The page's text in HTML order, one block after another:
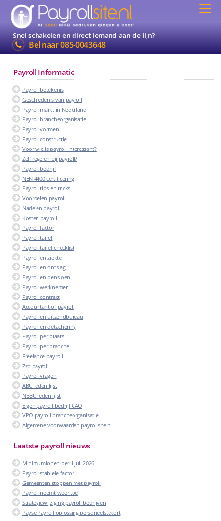
Snel schakelen en direct iemand aan de lijn?
Bel naar085-0043648
Payroll Informatie
Payroll betekenis
Geschiedenis van payroll
Payroll markt in Nederland
Payroll brancheorganisatie
Payroll vormen
Payroll constructie
Voor wie is payroll interessant?
Zelf regelen bij payroll?
Payroll bedrijf
NEN 4400 certificering
Payroll tips en tricks
Voordelen payroll
Nadelen payroll
Kosten payroll
Payroll factor
Payroll tarief
Payroll tarief checklist
Payroll en ziekte
Payroll en ontslag
Payroll en pensioen
Payroll werknemer
Payroll contract
Accountant of payroll
Payroll en uitzendbureau
Payroll en detachering
Payroll per plaats
Payroll per branche
Freelance payroll
Zzp payroll
Payroll vragen
ABU leden lijst
NBBU leden lijst
Eigen payroll bedrijf CAO
VPO payroll brancheorganisatie
Algemene voorwaarden payrollsite.nl
Laatste payroll nieuws
Minimumlonen per 1 juli 2026
Payroll stabiele factor
Gemeenten stoppen met payroll
Payroll neemt weer toe
Strategiewijziging payroll bedrijven
Payse Payroll oplossing personeelstekort